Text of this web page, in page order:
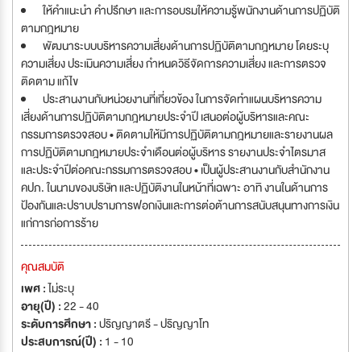
ให้คำแนะนำ คำปรึกษา และการอบรมให้ความรู้พนักงานด้านการปฏิบัติ
ตามกฎหมาย
พัฒนาระบบบริหารความเสี่ยงด้านการปฏิบัติตามกฎหมาย โดยระบุ
ความเสี่ยง ประเมินความเสี่ยง กำหนดวิธีจัดการความเสี่ยง และการตรวจ
ติดตาม แก้ไข
ประสานงานกับหน่วยงานที่เกี่ยวข้อง ในการจัดทำแผนบริหารความ
เสี่ยงด้านการปฏิบัติตามกฎหมายประจำปี เสนอต่อผู้บริหารและคณะ
กรรมการตรวจสอบ • ติดตามให้มีการปฏิบัติตามกฎหมายและรายงานผล
การปฏิบัติตามกฎหมายประจำเดือนต่อผู้บริหาร รายงานประจำไตรมาส
และประจำปีต่อคณะกรรมการตรวจสอบ • เป็นผู้ประสานงานกับสำนักงาน
คปภ. ในนามของบริษัท และปฏิบัติงานในหน้าที่เฉพาะ อาทิ งานในด้านการ
ป้องกันและปราบปรามการฟอกเงินและการต่อต้านการสนับสนุนทางการเงิน
แก่การก่อการร้าย
คุณสมบัติ
เพศ :ไม่ระบุ
อายุ(ปี) :22 - 40
ระดับการศึกษา :ปริญญาตรี - ปริญญาโท
ประสบการณ์(ปี) : 1 - 10